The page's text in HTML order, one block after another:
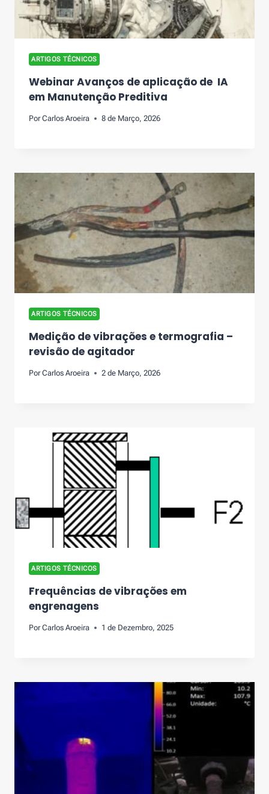
ARTIGOS TÉCNICOS
Webinar Avanços de aplicação de IA
em Manutenção Preditiva
Por Carlos Aroeira 8 de Março, 2026
ARTIGOS TÉCNICOS
Medição de vibrações e termografia –
revisão de agitador
Por Carlos Aroeira 2 de Março, 2026
ARTIGOS TÉCNICOS
Frequências de vibrações em
engrenagens
Por Carlos Aroeira 1 de Dezembro, 2025